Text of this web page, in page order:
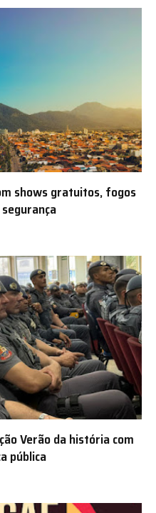
shows gratuitos, fogos
Verão da história com
pública